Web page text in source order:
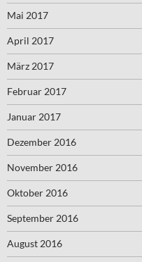
Mai 2017
April 2017
März 2017
Februar 2017
Januar 2017
Dezember 2016
November 2016
Oktober 2016
September 2016
August 2016